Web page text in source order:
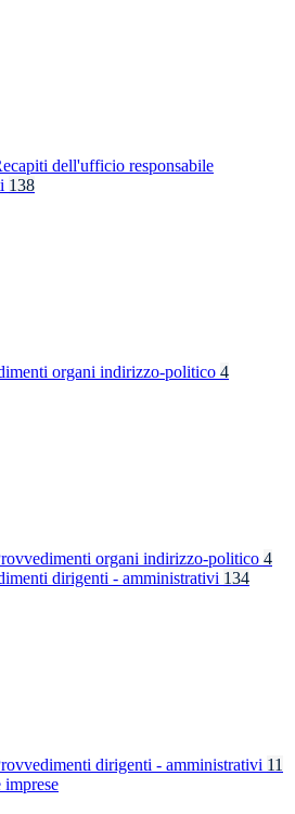
dell'ufficio responsabile
138
organi indirizzo-politico 4
organi indirizzo-politico 4
dirigenti - amministrativi 134
dirigenti - amministrativi 11